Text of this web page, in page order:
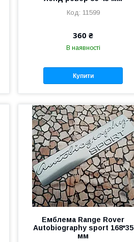
11599
360 ₴
В наявності
Купити
Емблема Range Rover
Autobiography sport 168*35
мм